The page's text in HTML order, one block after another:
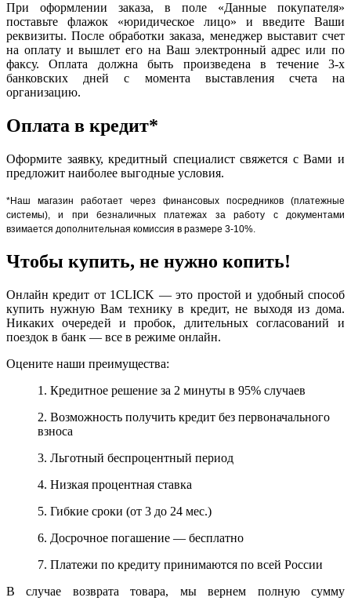
При оформлении заказа, в поле «Данные покупателя»
поставьте флажок «юридическое лицо» и введите Ваши
реквизиты. После обработки заказа, менеджер выставит счет
на оплату и вышлет его на Ваш электронный адрес или по
факсу. Оплата должна быть произведена в течение 3-х
банковских дней с момента выставления счета на
организацию.
Оплата в кредит*
Оформите заявку, кредитный специалист свяжется с Вами и
предложит наиболее выгодные условия.
*Наш магазин работает через финансовых посредников (платежные
системы), и при безналичных платежах за работу с документами
взимается дополнительная комиссия в размере 3-10%.
Чтобы купить, не нужно копить!
Онлайн кредит от 1CLICK — это простой и удобный способ
купить нужную Вам технику в кредит, не выходя из дома.
Никаких очередей и пробок, длительных согласований и
поездок в банк — все в режиме онлайн.
Оцените наши преимущества:
1. Кредитное решение за 2 минуты в 95% случаев
2. Возможность получить кредит без первоначального
взноса
3. Льготный беспроцентный период
4. Низкая процентная ставка
5. Гибкие сроки (от 3 до 24 мес.)
6. Досрочное погашение — бесплатно
7. Платежи по кредиту принимаются по всей России
В случае возврата товара, мы вернем полную сумму